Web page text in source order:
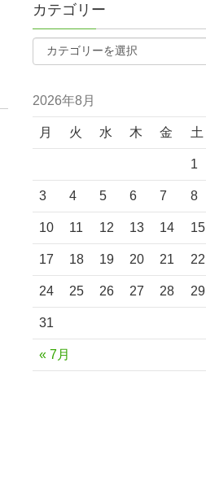
カテゴリー
2026年8月
月 火 水 木 金 土
« 7月
1
3 4 5 6 7 8
10 11 12 13 14 15
17 18 19 20 21 22
24 25 26 27 28 29
31